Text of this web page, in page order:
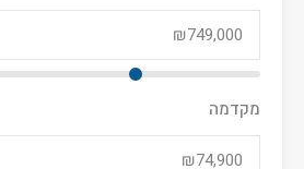
מקדמה